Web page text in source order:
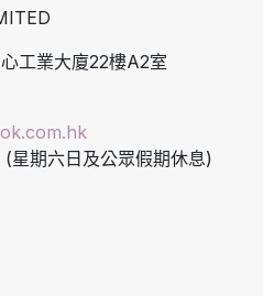
工業大廈22樓A2室
星期六日及公眾假期休息)